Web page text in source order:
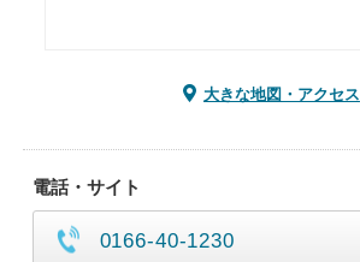
大きな地図・アクセス
電話・サイト
0166-40-1230